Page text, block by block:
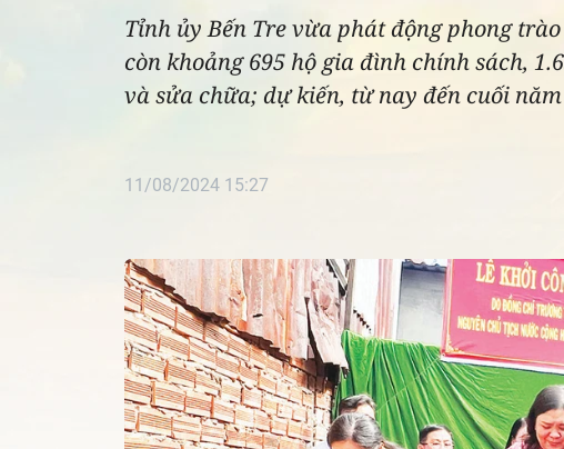
Tỉnh ủy Bến Tre vừa phát động phong
còn khoảng 695 hộ gia đình chính sách,
và sửa chữa; dự kiến, từ nay đến cuối
11/08/2024 15:27